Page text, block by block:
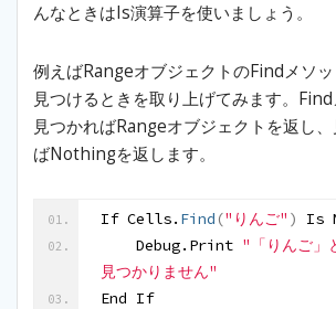
んなときはIs演算子を使いましょう。
例えばRangeオブジェクトのFindメソ
見つけるときを取り上げてみます。
見つかればRangeオブジェクトを返し
ばNothingを返します。
If Cells. Find ("りんご" )
Is
    Debug.Print
"「りんご」
見つかりません"
End If